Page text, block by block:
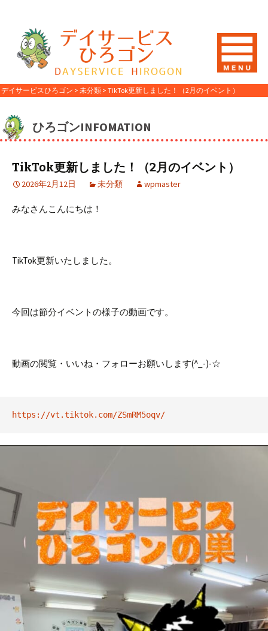
デイサービスひろゴン > 未分類 > TikTok更新しました！（2月のイベント）
ひろゴンINFOMATION
TikTok更新しました！（2月のイベント）
2026年2月12日 未分類 wpmaster
みなさんこんにちは！
TikTok更新いたしました。
今回は節分イベントの様子の動画です。
動画の閲覧・いいね・フォローお願いします(^_-)-☆
https://vt.tiktok.com/ZSmRM5oqv/